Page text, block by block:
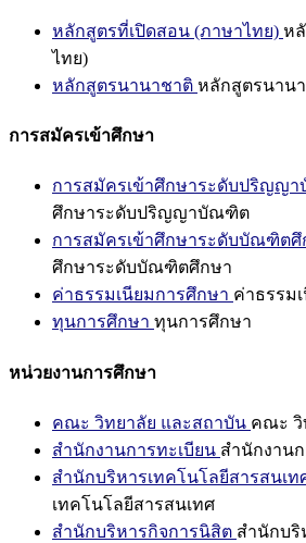
หลักสูตรที่เปิดสอน (ภาษาไทย) ห
ไทย)
หลักสูตรนานาชาติ หลักสูตรนาน
การสมัครเข้าศึกษา
การสมัครเข้าศึกษาระดับปริญญ
ศึกษาระดับปริญญาบัณฑิต
การสมัครเข้าศึกษาระดับบัณฑิตศึ
ศึกษาระดับบัณฑิตศึกษา
ค่าธรรมเนียมการศึกษา ค่าธรรม
ทุนการศึกษา ทุนการศึกษา
หน่วยงานการศึกษา
คณะ วิทยาลัย และสถาบัน คณะ วิ
สำนักงานการทะเบียน สำนักงาน
สำนักบริหารเทคโนโลยีสารสนเท
เทคโนโลยีสารสนเทศ
สำนักบริหารกิจการนิสิต สำนักบริ